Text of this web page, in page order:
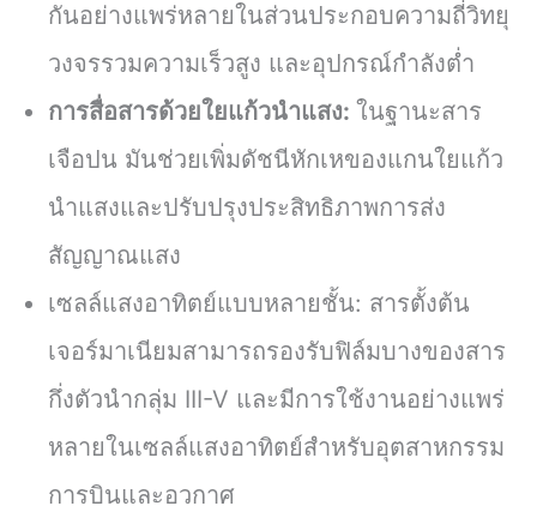
กันอย่างแพร่หลายในส่วนประกอบความถี่วิทยุ
วงจรรวมความเร็วสูง และอุปกรณ์กำลังต่ำ
การสื่อสารด้วยใยแก้วนำแสง: ในฐานะสาร
เจือปน มันช่วยเพิ่มดัชนีหักเหของแกนใยแก้ว
นำแสงและปรับปรุงประสิทธิภาพการส่ง
สัญญาณแสง
เซลล์แสงอาทิตย์แบบหลายชั้น: สารตั้งต้น
เจอร์มาเนียมสามารถรองรับฟิล์มบางของสาร
กึ่งตัวนำกลุ่ม III-V และมีการใช้งานอย่างแพร่
หลายในเซลล์แสงอาทิตย์สำหรับอุตสาหกรรม
การบินและอวกาศ